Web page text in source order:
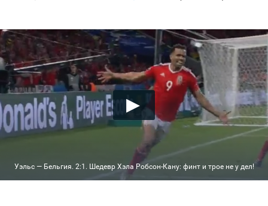
Уэльс — Бельгия. 2:1. Шедевр Хэла Робсон-Кану: финт и трое не у дел!